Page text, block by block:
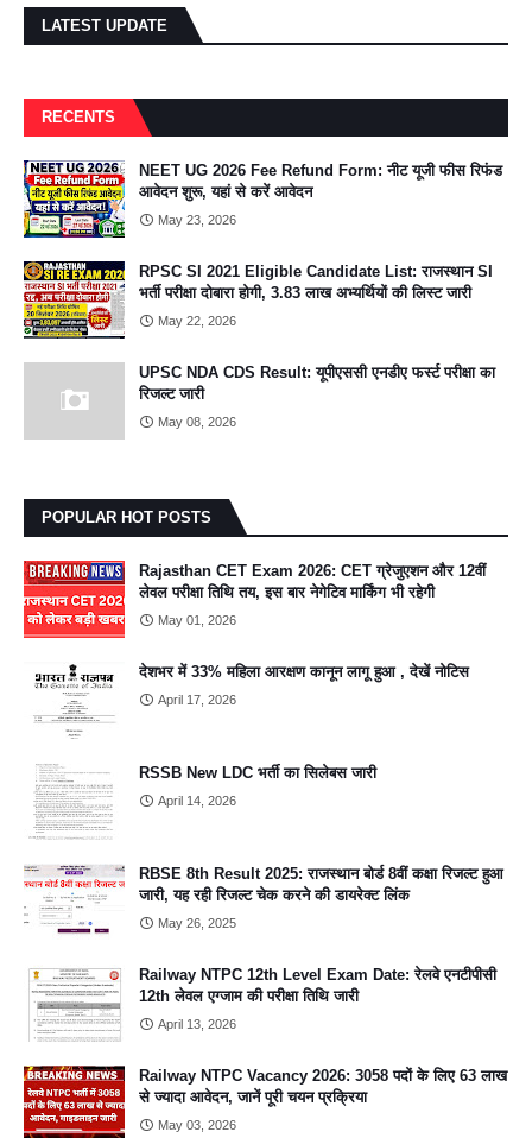
LATEST UPDATE
RECENTS
NEET UG 2026 Fee Refund Form: नीट यूजी फीस रिफंड
आवेदन शुरू, यहां से करें आवेदन
May 23, 2026
RPSC SI 2021 Eligible Candidate List: राजस्थान SI
भर्ती परीक्षा दोबारा होगी, 3.83 लाख अभ्यर्थियों की लिस्ट जारी
May 22, 2026
UPSC NDA CDS Result: यूपीएससी एनडीए फर्स्ट परीक्षा का
रिजल्ट जारी
May 08, 2026
POPULAR HOT POSTS
Rajasthan CET Exam 2026: CET ग्रेजुएशन और 12वीं
लेवल परीक्षा तिथि तय, इस बार नेगेटिव मार्किंग भी रहेगी
May 01, 2026
देशभर में 33% महिला आरक्षण कानून लागू हुआ , देखें नोटिस
April 17, 2026
RSSB New LDC भर्ती का सिलेबस जारी
April 14, 2026
RBSE 8th Result 2025: राजस्थान बोर्ड 8वीं कक्षा रिजल्ट हुआ
जारी, यह रही रिजल्ट चेक करने की डायरेक्ट लिंक
May 26, 2025
Railway NTPC 12th Level Exam Date: रेलवे एनटीपीसी
12th लेवल एग्जाम की परीक्षा तिथि जारी
April 13, 2026
Railway NTPC Vacancy 2026: 3058 पदों के लिए 63 लाख
से ज्यादा आवेदन, जानें पूरी चयन प्रक्रिया
May 03, 2026